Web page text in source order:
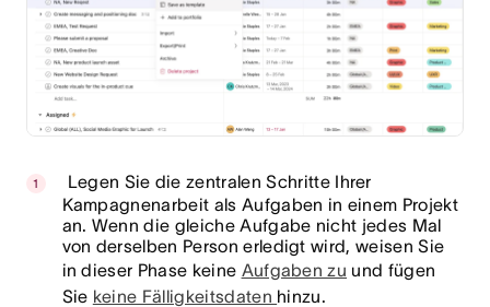
Legen Sie die zentralen Schritte Ihrer
Kampagnenarbeit als Aufgaben in einem Projekt
an. Wenn die gleiche Aufgabe nicht jedes Mal
von derselben Person erledigt wird, weisen Sie
in dieser Phase keine Aufgaben zu und fügen
Sie keine Fälligkeitsdaten hinzu.